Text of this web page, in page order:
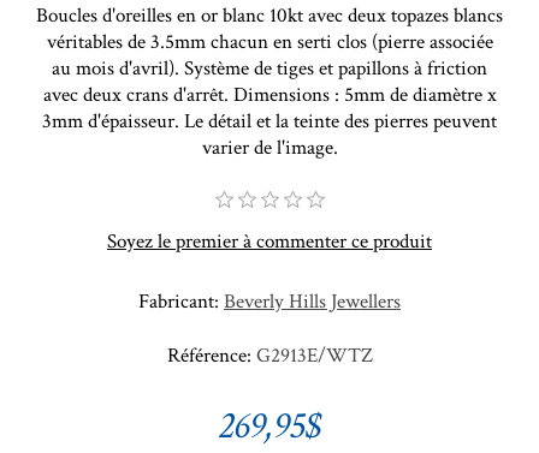
Boucles d'oreilles en or blanc 10kt avec deux topazes blancs
véritables de 3.5mm chacun en serti clos (pierre associée
au mois d'avril). Système de tiges et papillons à friction
avec deux crans d'arrêt. Dimensions : 5mm de diamètre x
3mm d'épaisseur. Le détail et la teinte des pierres peuvent
varier de l'image.
Soyez le premier à commenter ce produit
Fabricant: Beverly Hills Jewellers
Référence: G2913E/WTZ
269,95$